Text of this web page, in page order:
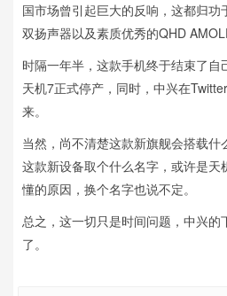
国市场曾引起巨大的反响，这都归
双扬声器以及素质优秀的QHD
时隔一年半，这款手机终于结束了
天机7正式停产，同时，中兴在
来。
当然，尚不清楚这款新旗舰会搭载
这款新设备取个什么名字，或许是
懂的原因，换个名字也说不定。
总之，这一切只是时间问题，中兴的
了。